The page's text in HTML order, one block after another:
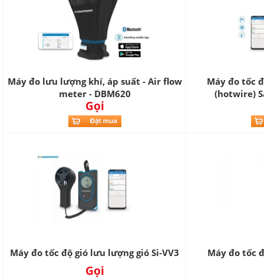
Máy đo lưu lượng khí, áp suất - Air flow
meter - DBM620
Gọi
Máy đo tốc
(hotwire)
Máy đo tốc độ gió lưu lượng gió Si-VV3
Gọi
Máy đo tốc